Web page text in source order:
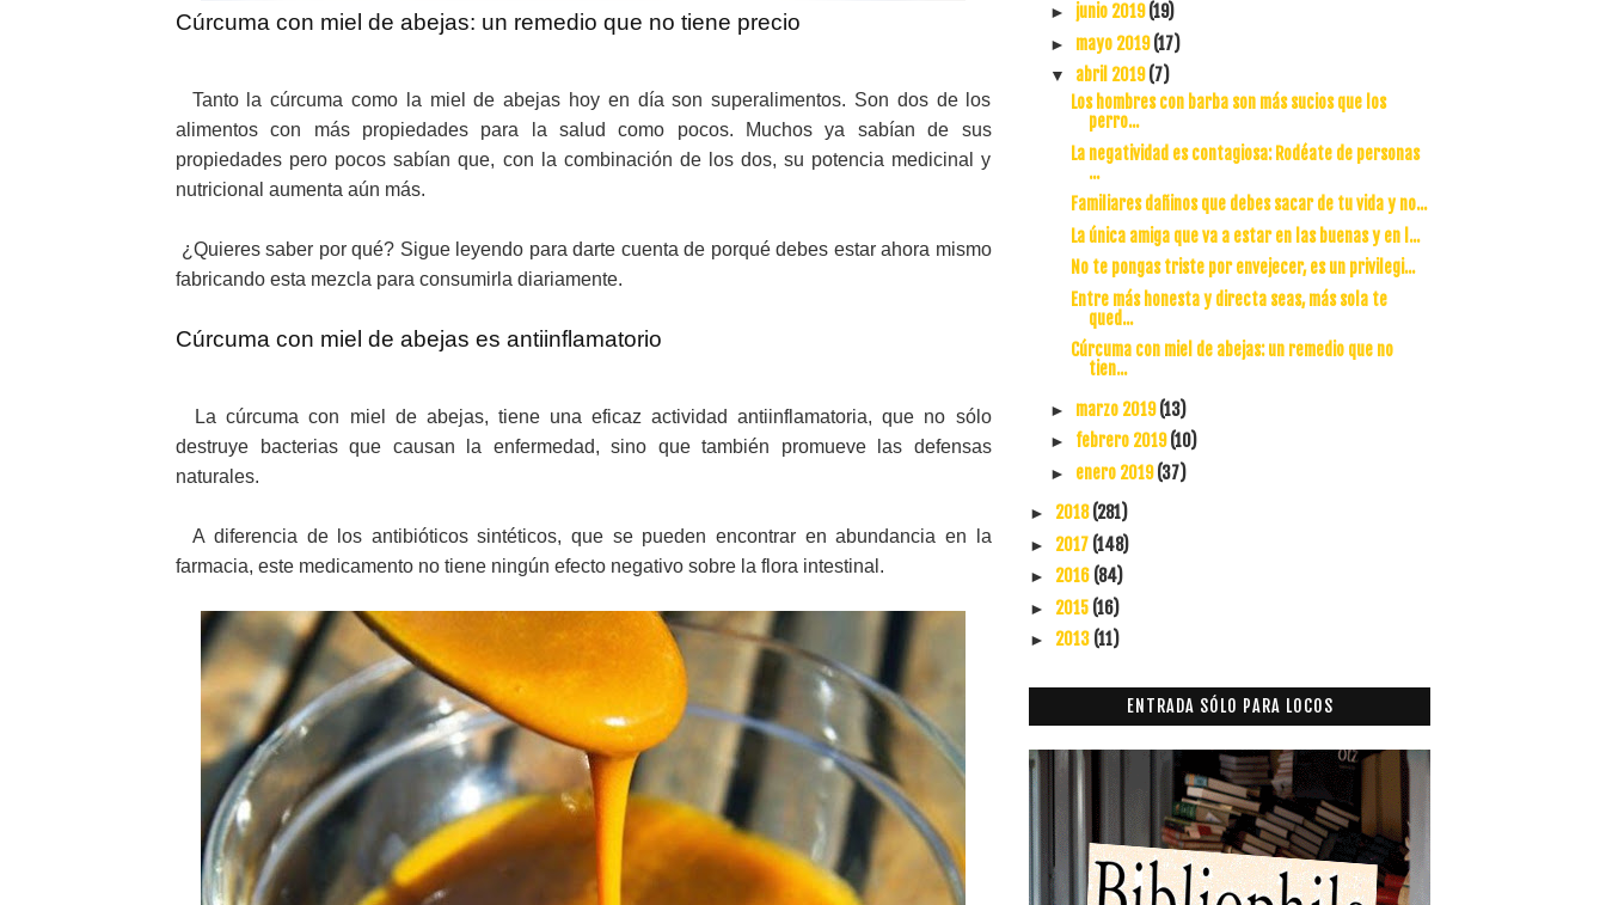
Cúrcuma con miel de abejas: un remedio que no tiene precio
Tanto la cúrcuma como la miel de abejas hoy en día son superalimentos. Son dos de los
alimentos con más propiedades para la salud como pocos. Muchos ya sabían de sus
propiedades pero pocos sabían que, con la combinación de los dos, su potencia medicinal y
nutricional aumenta aún más.
¿Quieres saber por qué? Sigue leyendo para darte cuenta de porqué debes estar ahora mismo
fabricando esta mezcla para consumirla diariamente.
Cúrcuma con miel de abejas es antiinflamatorio
La cúrcuma con miel de abejas, tiene una eficaz actividad antiinflamatoria, que no sólo
destruye bacterias que causan la enfermedad, sino que también promueve las defensas
naturales.
A diferencia de los antibióticos sintéticos, que se pueden encontrar en abundancia en la
farmacia, este medicamento no tiene ningún efecto negativo sobre la flora intestinal.
► junio 2019(19)
► mayo 2019(17)
▼ abril 2019(7)
Los hombres con barba son más sucios que los
perro...
La negatividad es contagiosa: Rodéate de personas
...
Familiares dañinos que debes sacar de tu vida y no...
La única amiga que va a estar en las buenas y en l...
No te pongas triste por envejecer, es un privilegi...
Entre más honesta y directa seas, más sola te
qued...
Cúrcuma con miel de abejas: un remedio que no
tien...
► marzo 2019(13)
► febrero 2019(10)
► enero 2019(37)
► 2018(281)
► 2017 (148)
► 2016 (84)
► 2015 (16)
► 2013 (11)
ENTRADA SÓLO PARA LOCOS